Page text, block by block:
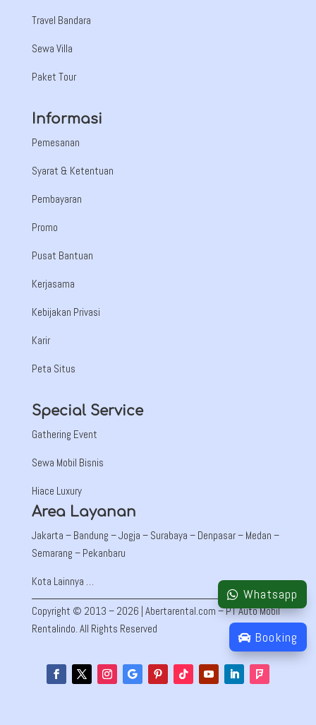
Travel Bandara
Sewa Villa
Paket Tour
Informasi
Pemesanan
Syarat & Ketentuan
Pembayaran
Promo
Pusat Bantuan
Kerjasama
Kebijakan Privasi
Karir
Peta Situs
Special Service
Gathering Event
Sewa Mobil Bisnis
Hiace Luxury
Area Layanan
Jakarta – Bandung – Jogja – Surabaya – Denpasar – Medan –
Semarang – Pekanbaru
Kota Lainnya …
Copyright © 2013 – 2026 | Abertarental.com – PT Auto Mobil
Rentalindo. All Rights Reserved
Whatsapp
Booking